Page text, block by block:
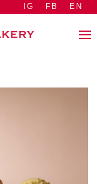
IG FB EN